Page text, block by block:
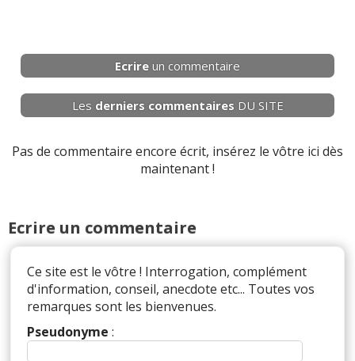
Ecrire un commentaire
Les derniers commentaires DU SITE
Pas de commentaire encore écrit, insérez le vôtre ici dès
maintenant !
Ecrire un commentaire
Ce site est le vôtre ! Interrogation, complément
d'information, conseil, anecdote etc... Toutes vos
remarques sont les bienvenues.
Pseudonyme :